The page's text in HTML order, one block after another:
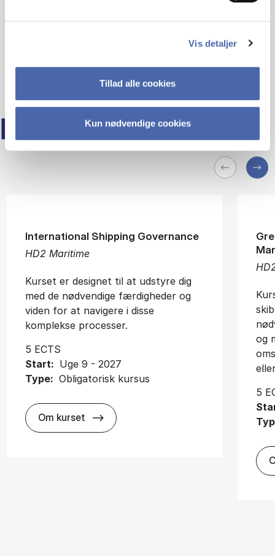
Vis detaljer
Tillad alle cookies
Kun nødvendige cookies
FLERE KURSER PÅ HD
HD2 Maritime
International Shipping Governance
Kurset er designet til at udstyre dig
med de nødvendige færdigheder og
viden for at navigere i disse
komplekse processer.
5 ECTS
Start: Uge 9 - 2027
Type: Obligatorisk kursus
Om kurset about
og
5